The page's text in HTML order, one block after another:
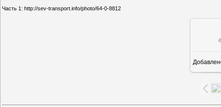
Часть 1: http://sev-transport.info/photo/64-0-8812